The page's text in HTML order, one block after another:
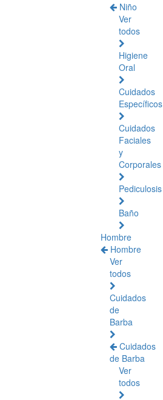
Niño
Ver
todos
Higiene
Oral
Cuidados
Específicos
Cuidados
Faciales
y
Corporales
Pediculosis
Baño
Hombre
Hombre
Ver
todos
Cuidados
de
Barba
Cuidados
de Barba
Ver
todos